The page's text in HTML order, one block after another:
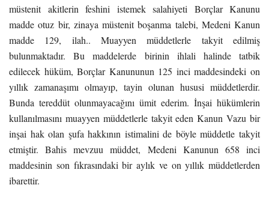
müstenit akitlerin feshini istemek salahiyeti Borçlar Kanunu
madde otuz bir, zinaya müstenit boşanma talebi, Medeni Kanun
madde 129, ilah.. Muayyen müddetlerle takyit edilmiş
bulunmaktadır. Bu maddelerde birinin ihlali halinde tatbik
edilecek hüküm, Borçlar Kanununun 125 inci maddesindeki on
yıllık zamanaşımı olmayıp, tayin olunan hususi müddetlerdir.
Bunda tereddüt olunmayacağını ümit ederim. İnşai hükümlerin
kullanılmasını muayyen müddetlerle takyit eden Kanun Vazu bir
inşai hak olan şufa hakkının istimalini de böyle müddetle takyit
etmiştir. Bahis mevzuu müddet, Medeni Kanunun 658 inci
maddesinin son fıkrasındaki bir aylık ve on yıllık müddetlerden
ibarettir.